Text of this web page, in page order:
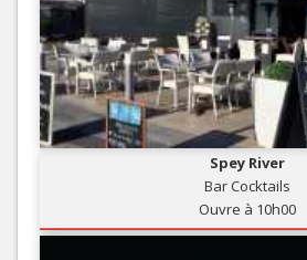
Spey River
Bar Cocktails
Ouvre à 10h00